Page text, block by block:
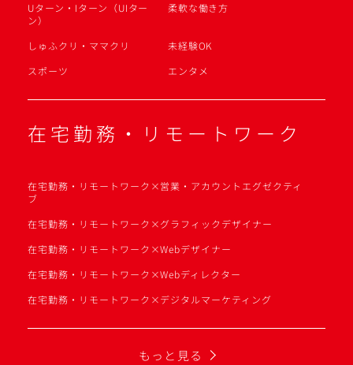
Uターン・Iターン（UIター
ン）
柔軟な働き方
しゅふクリ・ママクリ
未経験OK
スポーツ
エンタメ
在宅勤務・リモートワーク
在宅勤務・リモートワーク×営業・アカウントエグゼクティ
ブ
在宅勤務・リモートワーク×グラフィックデザイナー
在宅勤務・リモートワーク×Webデザイナー
在宅勤務・リモートワーク×Webディレクター
在宅勤務・リモートワーク×デジタルマーケティング
もっと見る